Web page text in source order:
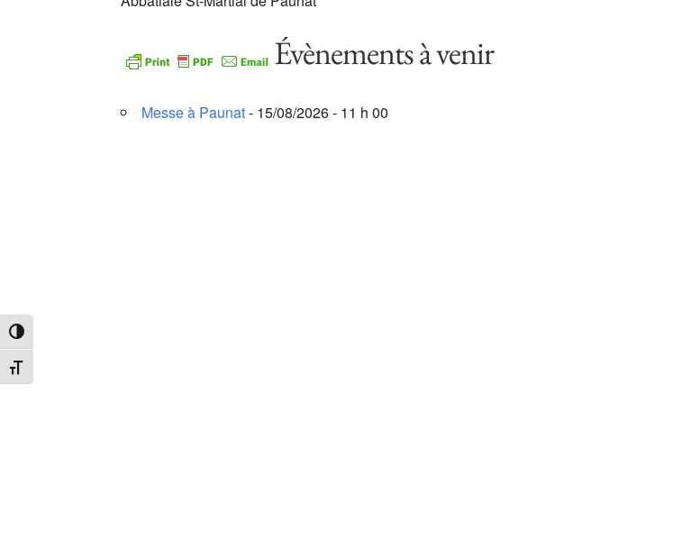
Passer en contraste élevé
Changer la taille de la police
Évènements à venir
Messe à Paunat- 15/08/2026 - 11 h 00